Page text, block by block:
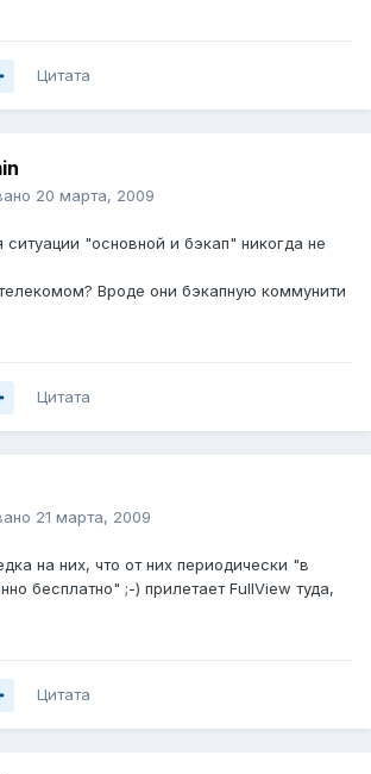
Цитата
20 марта, 2009
ситуации "основной и бэкап" никогда не
Вроде они бэкапную коммунити
Цитата
21 марта, 2009
на них, что от них периодически "в
бесплатно" ;-) прилетает FullView туда,
Цитата